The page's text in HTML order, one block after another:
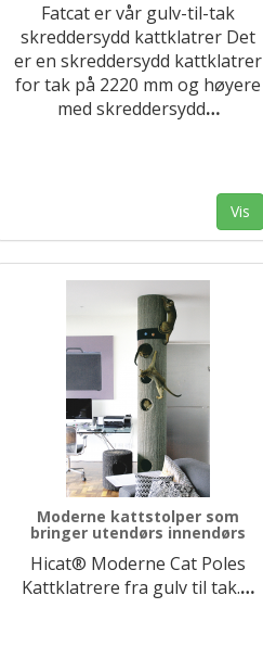
Fatcat er vår gulv-til-tak
skreddersydd kattklatrer Det
er en skreddersydd kattklatrer
for tak på 2220 mm og høyere
med skreddersydd…
Vis
Moderne kattstolper som
bringer utendørs innendørs
Hicat® Moderne Cat Poles
Kattklatrere fra gulv til tak.…